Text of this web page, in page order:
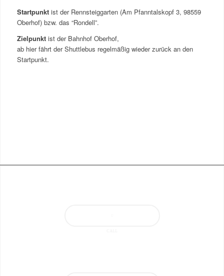
Startpunktist der Rennsteiggarten (Am Pfanntalskopf 3, 98559
Oberhof) bzw. das “Rondell”.
Zielpunktist der Bahnhof Oberhof,
ab hier fährt der Shuttlebus regelmäßig wieder zurück an den
Startpunkt.